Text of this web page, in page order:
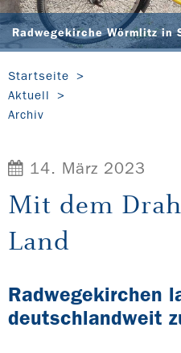
Radwegekirche Wörmlitz in
Startseite
Aktuell
Archiv
14. März 2023
Mit dem
Land
Radwegekirchen
deutschlandweit